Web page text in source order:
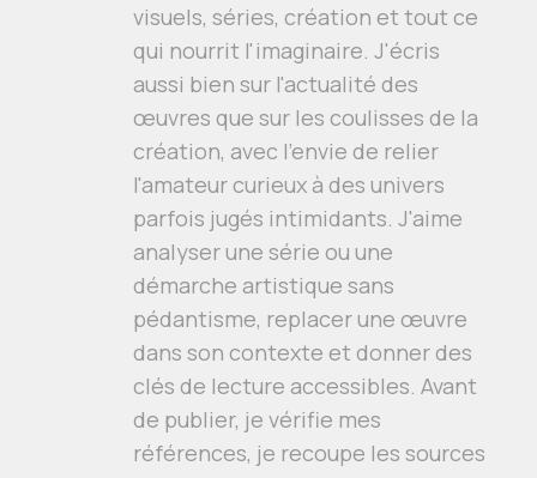
visuels, séries, création et tout ce
qui nourrit l'imaginaire. J'écris
aussi bien sur l'actualité des
œuvres que sur les coulisses de la
création, avec l'envie de relier
l'amateur curieux à des univers
parfois jugés intimidants. J'aime
analyser une série ou une
démarche artistique sans
pédantisme, replacer une œuvre
dans son contexte et donner des
clés de lecture accessibles. Avant
de publier, je vérifie mes
références, je recoupe les sources